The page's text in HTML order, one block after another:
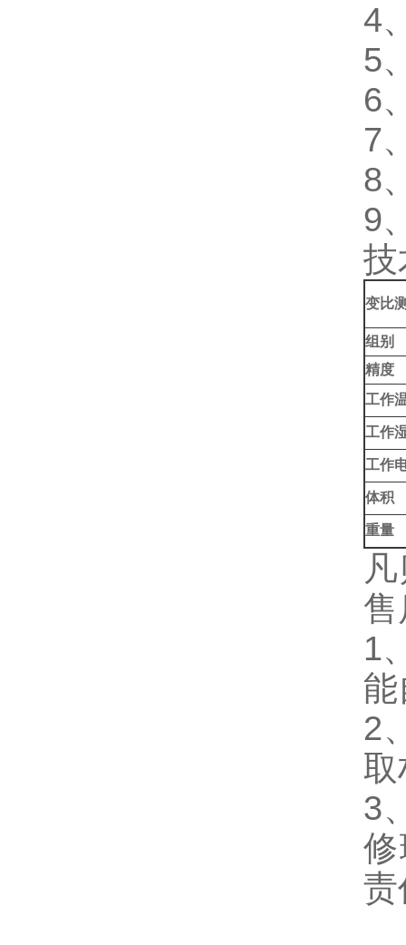
4
5
6
7
8
9
技
变比
组别
精度
工作
工作
工作
体积
重量
1
2
3
责